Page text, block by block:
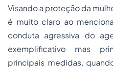
Visando a proteção da
é muito claro ao
conduta agressiva do
exemplificativo mas
principais medidas,